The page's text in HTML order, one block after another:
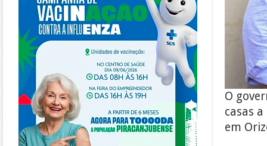
O
casas
em